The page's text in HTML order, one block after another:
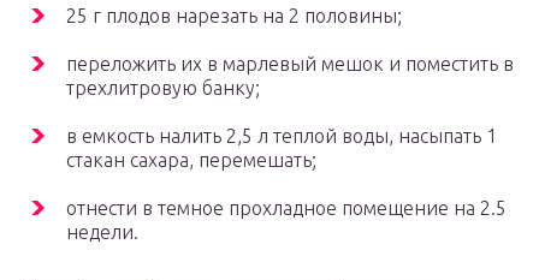
25 г плодов нарезать на 2 половины;
переложить их в марлевый мешок и поместить в
трехлитровую банку;
в емкость налить 2,5 л теплой воды, насыпать 1
стакан сахара, перемешать;
отнести в темное прохладное помещение на 2.5
недели.